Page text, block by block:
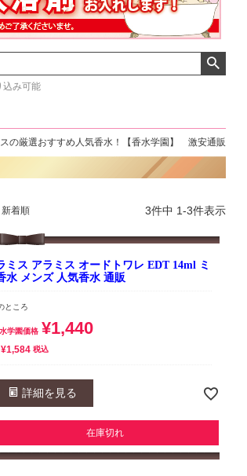
み可能
の厳選おすすめ人気香水！【香水学園】 激安通販
新着順 3件中 1-3件表示
ミス アラミス オードトワレ EDT 14ml ミ
水 メンズ 人気香水 通販
ところ
学園価格 ¥1,440
¥1,584 税込
詳細を見る
在庫切れ
ろいろ少
魅力でし
クロエさん
気持ちよくお取引が出来ま
おまけ